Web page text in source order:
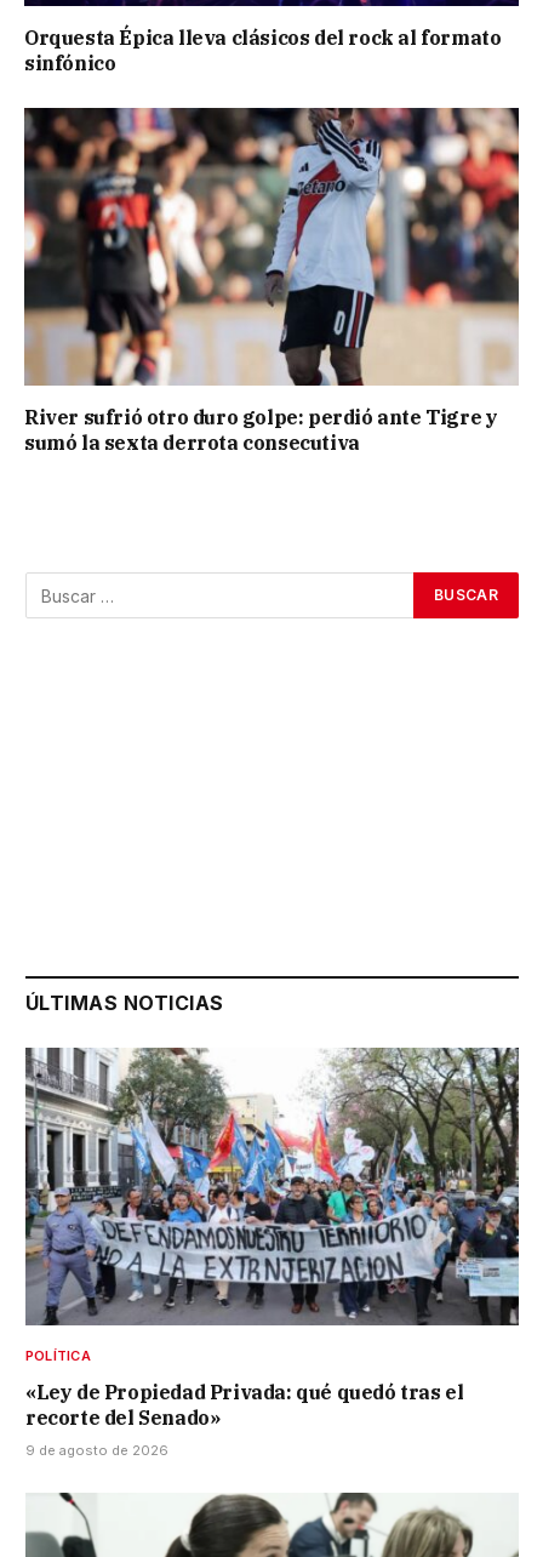
Orquesta Épica lleva clásicos del rock al formato
sinfónico
River sufrió otro duro golpe: perdió ante Tigre y
sumó la sexta derrota consecutiva
ÚLTIMAS NOTICIAS
POLÍTICA
«Ley de Propiedad Privada: qué quedó tras el
recorte del Senado»
9 de agosto de 2026